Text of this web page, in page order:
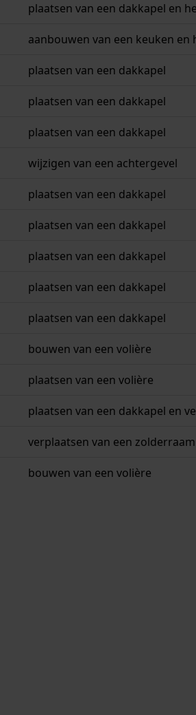
plaatsen van een dakkapel en
aanbouwen van een keuken
plaatsen van een dakkapel
plaatsen van een dakkapel
plaatsen van een dakkapel
wijzigen van een achtergevel
plaatsen van een dakkapel
plaatsen van een dakkapel
plaatsen van een dakkapel
plaatsen van een dakkapel
plaatsen van een dakkapel
bouwen van een volière
plaatsen van een volière
plaatsen van een dakkapel en
verplaatsen van een zolderraam
bouwen van een volière